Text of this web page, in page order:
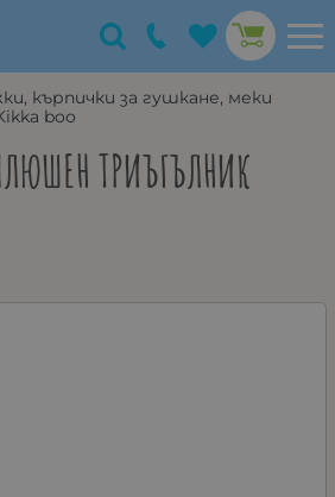
кърпички за гушкане, меки
boo
ТРИЪГЪЛНИК